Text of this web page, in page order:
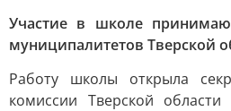
Участие в школе
муниципалитетов Тверской
Работу школы открыла
комиссии Тверской